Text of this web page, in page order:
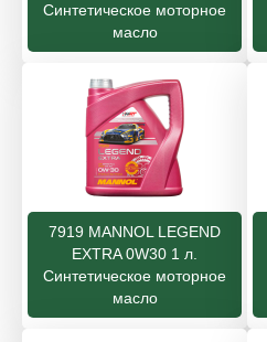
Синтетическое моторное
масло
7919 MANNOL LEGEND
EXTRA 0W30 1 л.
Синтетическое моторное
масло